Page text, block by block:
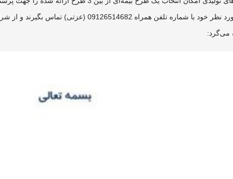
بگیرند و از شرایط ویژه تفاهم‌نامه بهره‌مند گردند.
می‌گرد: